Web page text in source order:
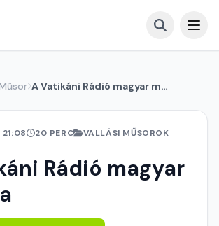
A Vatikáni Rádió magyar műsora
20 PERC VALLÁSI MŰSOROK
Rádió magyar